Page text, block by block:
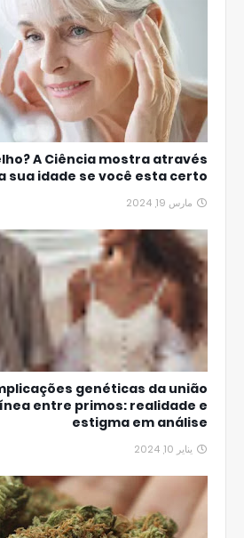
A Ciência mostra através
sua idade se você esta certo
مارس 19, 2024
genéticas da união
entre primos: realidade e
estigma em análise
يناير 10, 2024